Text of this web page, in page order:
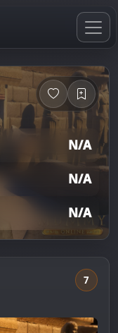
N/A
N/A
N/A
7